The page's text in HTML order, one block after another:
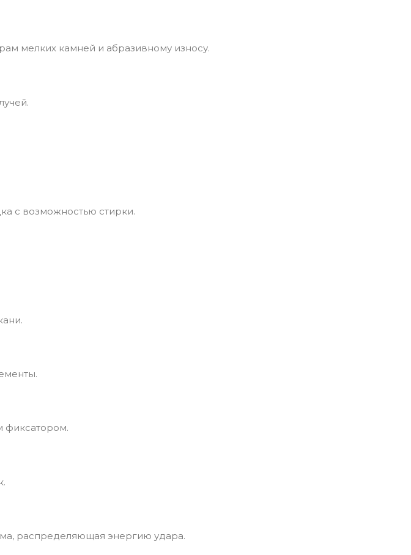
мелких камней и абразивному износу.
с возможностью стирки.
фиксатором.
распределяющая энергию удара.